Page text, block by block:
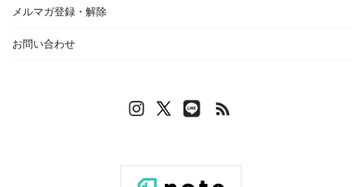
メルマガ登録・解除
お問い合わせ